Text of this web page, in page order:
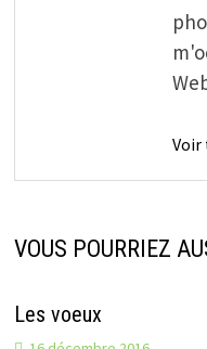
Voir
VOUS POURRIEZ
Les voeux